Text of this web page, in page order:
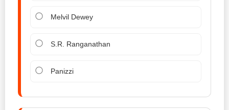
Melvil Dewey
S.R. Ranganathan
Panizzi